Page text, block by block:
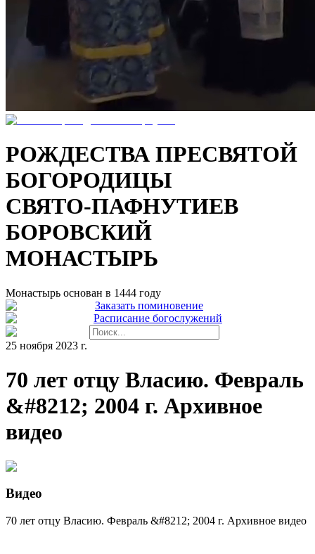
РОЖДЕСТВА ПРЕСВЯТОЙ
БОГОРОДИЦЫ
СВЯТО-ПАФНУТИЕВ
БОРОВСКИЙ
МОНАСТЫРЬ
Монастырь основан в 1444 году
Заказать поминовение
Расписание богослужений
25 ноября 2023 г.
70 лет отцу Власию. Февраль
&#8212; 2004 г. Архивное
видео
Видео
70 лет отцу Власию. Февраль &#8212; 2004 г. Архивное видео